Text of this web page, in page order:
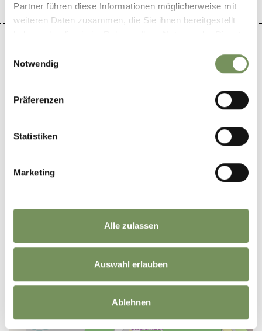
Partner führen diese Informationen möglicherweise mit
weiteren Daten zusammen, die Sie ihnen bereitgestellt
Notwendig
Präferenzen
Statistiken
Marketing
Alle zulassen
Auswahl erlauben
Ablehnen
−